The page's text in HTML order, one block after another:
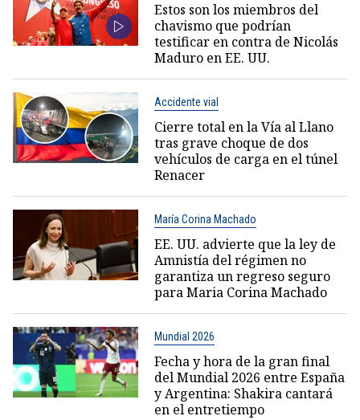
Estos son los miembros del
chavismo que podrían
testificar en contra de Nicolás
Maduro en EE. UU.
Accidente vial
Cierre total en la Vía al Llano
tras grave choque de dos
vehículos de carga en el túnel
Renacer
María Corina Machado
EE. UU. advierte que la ley de
Amnistía del régimen no
garantiza un regreso seguro
para Maria Corina Machado
Mundial 2026
Fecha y hora de la gran final
del Mundial 2026 entre España
y Argentina: Shakira cantará
en el entretiempo